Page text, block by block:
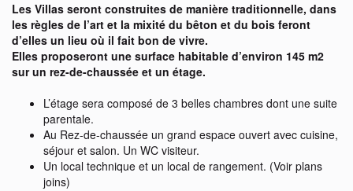
Les Villas seront construites de manière traditionnelle, dans
les règles de l’art et la mixité du bêton et du bois feront
d’elles un lieu où il fait bon de vivre.
Elles proposeront une surface habitable d’environ 145 m2
sur un rez-de-chaussée et un étage.
L’étage sera composé de 3 belles chambres dont une suite
parentale.
Au Rez-de-chaussée un grand espace ouvert avec cuisine,
séjour et salon. Un WC visiteur.
Un local technique et un local de rangement. (Voir plans
joins)